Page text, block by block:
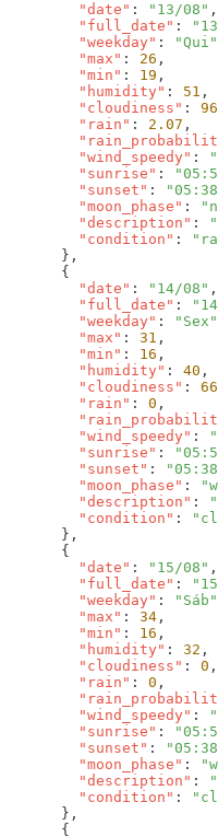
        "date"
: "13/08"
        "full_date"
:
        "weekday"
: "Qui"
        "max"
: 26
        "min"
: 19
        "humidity"
: 51
        "cloudiness"
: 96
        "rain"
: 2.07
        "wind_speedy"
:
        "sunrise"
:
        "sunset"
:
        "moon_phase"
:
        "description"
:
        "condition"
:
        "date"
: "14/08"
        "full_date"
:
        "weekday"
: "Sex"
        "max"
: 31
        "min"
: 16
        "humidity"
: 40
        "cloudiness"
: 66
        "rain"
: 0
        "wind_speedy"
:
        "sunrise"
:
        "sunset"
:
        "moon_phase"
:
        "description"
:
        "condition"
:
        "date"
: "15/08"
        "full_date"
:
        "weekday"
: "Sáb"
        "max"
: 34
        "min"
: 16
        "humidity"
: 32
        "cloudiness"
: 0
        "rain"
: 0
        "wind_speedy"
:
        "sunrise"
:
        "sunset"
:
        "moon_phase"
:
        "description"
:
        "condition"
: